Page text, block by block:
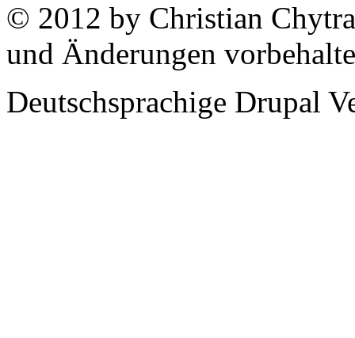
© 2012 by Christian
und Änderungen
Deutschsprachige Drupal